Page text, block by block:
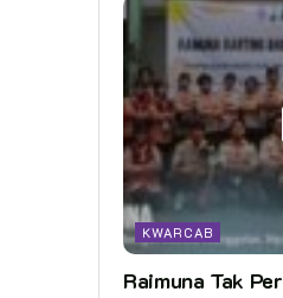
KWARCAB
Raimuna Tak